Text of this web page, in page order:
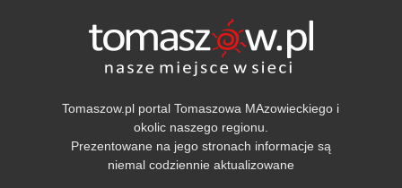
Tomaszow.pl portal Tomaszowa MAzowieckiego i
okolic naszego regionu.
Prezentowane na jego stronach informacje są
niemal codziennie aktualizowane